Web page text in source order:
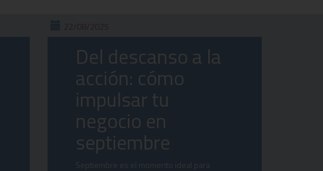
22/08/2025
Del descanso a la
acción: cómo
impulsar tu
negocio en
septiembre
Septiembre es el momento ideal para